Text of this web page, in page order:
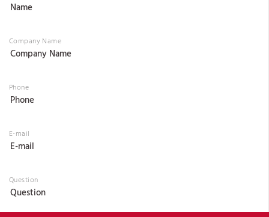
Company Name
Phone
E-mail
Question